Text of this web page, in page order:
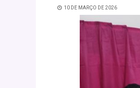
10 DE MARÇO DE 2026